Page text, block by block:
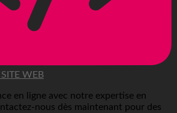
WEB
en ligne avec notre expertise en
nous dès maintenant pour des